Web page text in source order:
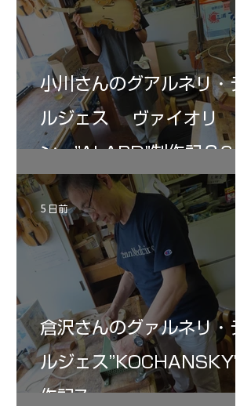
小川さんのグアルネリ・デ
ルジェス ヴァイオリ
ン ”ALARD"制作記３6
倉沢さんのグァルネリ・デ
ルジェス”KOCHANSKY"制
作記7
5 日前